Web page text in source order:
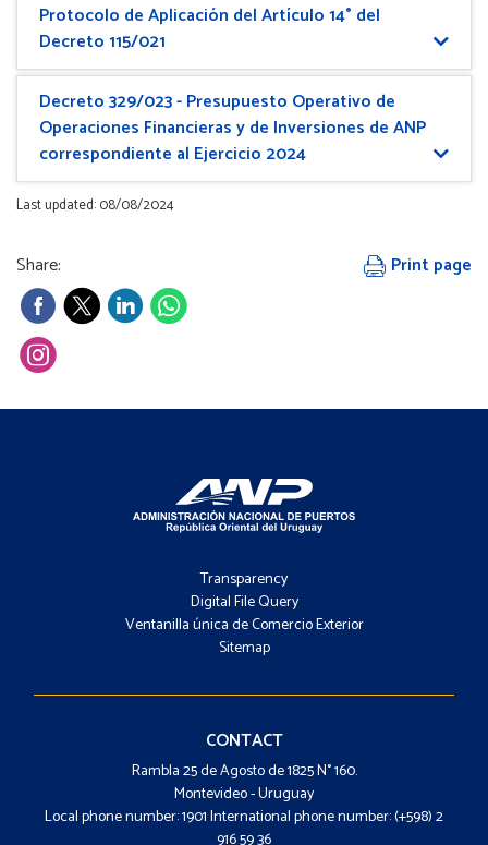
Protocolo de Aplicación del Artículo 14° del
Decreto 115/021
Decreto 329/023 - Presupuesto Operativo de
Operaciones Financieras y de Inversiones de ANP
correspondiente al Ejercicio 2024
Last updated: 08/08/2024
Share: Print page
-
Menú
Transparency
Digital File Query
Ventanilla única de Comercio Exterior
Sitemap
-
Contacto
CONTACT
Rambla 25 de Agosto de 1825 N° 160.
Montevideo - Uruguay
Local phone number: 1901 International phone number: (+598) 2